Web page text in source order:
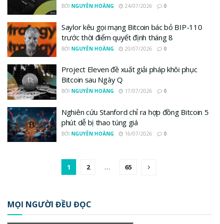
BỞI NGUYỄN HOÀNG 24/07/2026 0
Saylor kêu gọi mạng Bitcoin bác bỏ BIP-110
trước thời điểm quyết định tháng 8
BỞI NGUYỄN HOÀNG 20/07/2026 0
Project Eleven đề xuất giải pháp khôi phục
Bitcoin sau Ngày Q
BỞI NGUYỄN HOÀNG 17/07/2026 0
Nghiên cứu Stanford chỉ ra hợp đồng Bitcoin 5
phút dễ bị thao túng giá
BỞI NGUYỄN HOÀNG 16/07/2026 0
1 2 … 65
MỌI NGƯỜI ĐỀU ĐỌC